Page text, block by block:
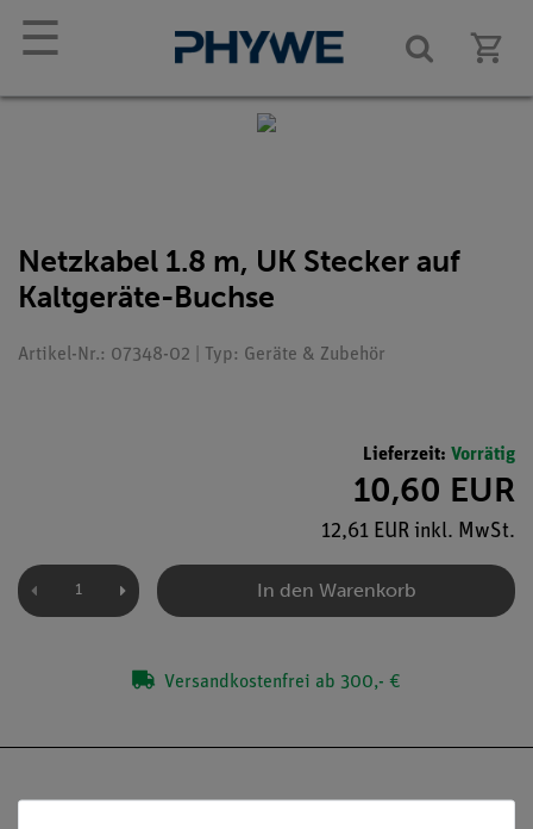
☰
Netzkabel 1.8 m, UK Stecker auf
Kaltgeräte-Buchse
Artikel-Nr.: 07348-02 | Typ: Geräte & Zubehör
Lieferzeit: Vorrätig
10,60 EUR
12,61 EUR inkl. MwSt.
In den Warenkorb
Versandkostenfrei ab 300,- €